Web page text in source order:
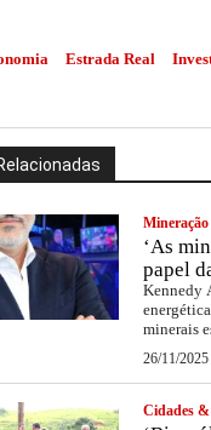
Estrada Real
Mineração
‘As
papel
Kennedy
minerais
26/11/2025
Cidades